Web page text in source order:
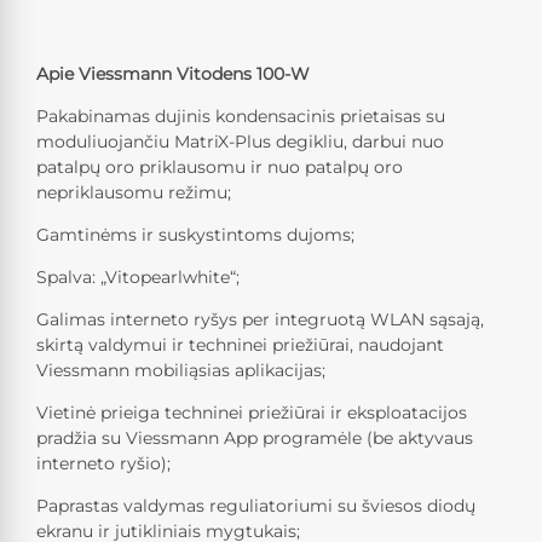
Apie Viessmann Vitodens 100-W
Pakabinamas dujinis kondensacinis prietaisas su
moduliuojančiu MatriX-Plus degikliu, darbui nuo
patalpų oro priklausomu ir nuo patalpų oro
nepriklausomu režimu;
Gamtinėms ir suskystintoms dujoms;
Spalva: „Vitopearlwhite“;
Galimas interneto ryšys per integruotą WLAN sąsają,
skirtą valdymui ir techninei priežiūrai, naudojant
Viessmann mobiliąsias aplikacijas;
Vietinė prieiga techninei priežiūrai ir eksploatacijos
pradžia su Viessmann App programėle (be aktyvaus
interneto ryšio);
Paprastas valdymas reguliatoriumi su šviesos diodų
ekranu ir jutikliniais mygtukais;